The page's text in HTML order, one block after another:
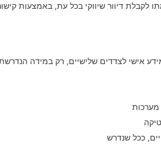
דיוור שיווקי בכל עת, באמצעות
אישי לצדדים שלישיים, רק במידה
ככל שנדרש